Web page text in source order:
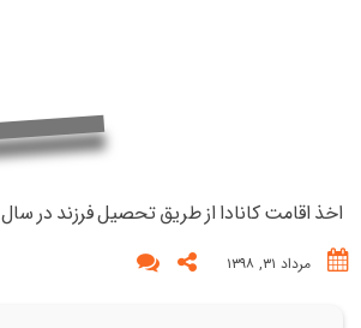
اخذ اقامت کانادا از طریق تحصیل فرزند در سال ۲۰۲۲
مرداد ۳۱, ۱۳۹۸